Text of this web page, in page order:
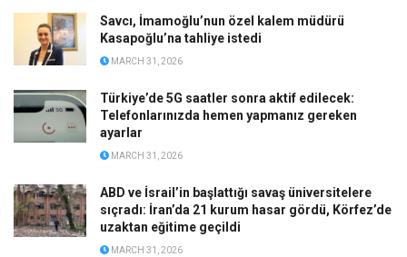
Savcı, İmamoğlu’nun özel kalem müdürü
Kasapoğlu’na tahliye istedi
MARCH 31, 2026
Türkiye’de 5G saatler sonra aktif edilecek:
Telefonlarınızda hemen yapmanız gereken
ayarlar
MARCH 31, 2026
ABD ve İsrail’in başlattığı savaş üniversitelere
sıçradı: İran’da 21 kurum hasar gördü, Körfez’de
uzaktan eğitime geçildi
MARCH 31, 2026